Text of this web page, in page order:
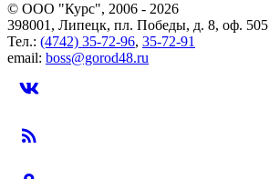
© ООО "Курс", 2006 - 2026
398001, Липецк, пл. Победы, д. 8, оф. 505
Тел.: (4742) 35-72-96, 35-72-91
email: boss@gorod48.ru